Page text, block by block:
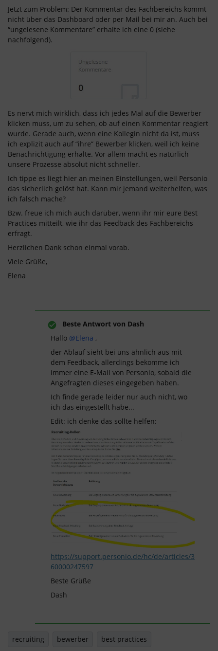
Jetzt zum Problem: Der Kommentar des Fachbereichs kommt
nicht über das Dashboard oder per Mail bei mir an. Auch bei
“ungelesene Kommentare” erhalte ich eine 0 (siehe
nachfolgend).
Es nervt mich wirklich, dass ich jedes Mal auf die Bewerber
klicken muss, um zu sehen, ob auf einen Kommentar reagiert
wurde. Gerade auch, wenn eine Kollegin nicht da ist, muss
ich explizit auch auf “ihre” Bewerber klicken, weil ich keine
Benachrichtigung erhalte. Vor allem macht es natürlich
unsere Prozesse absolut nicht schneller.
Ich tippe es liegt hier an meinen Einstellungen, weil Personio
das sicherlich gelöst hat. Kann mir jemand weiterhelfen, was
ich falsch mache?
Bzw. freue ich mich auch darüber, wenn ihr mir eure Best
Practices mitteilt, wie ihr das Feedback des Fachbereichs
erfragt.
Herzlichen Dank schon einmal vorab.
Viele Grüße,
Elena
Beste Antwort von Dash
Hallo @Elena ,
der Ablauf sieht bei uns ähnlich aus mit
dem Feedback, allerdings bekomme ich
immer eine E-Mail von Personio, sobald die
Angefragten dieses eingegeben haben.
Ich finde gerade leider nur auch nicht, wo
ich das eingestellt habe...
Edit: ich denke das sollte helfen:
https://support.personio.de/hc/de/articles/3
60000247597
Beste Grüße
Dash
recruiting bewerber best practices